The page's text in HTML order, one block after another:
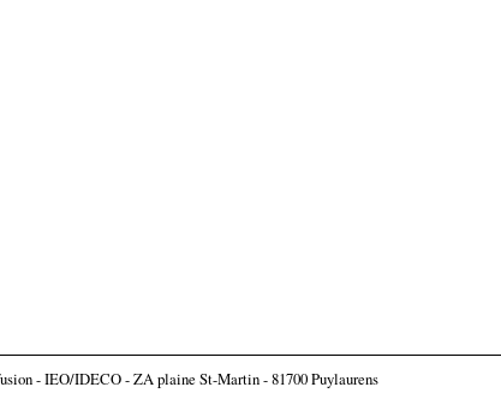
- IEO/IDECO - ZA plaine St-Martin - 81700 Puylaurens